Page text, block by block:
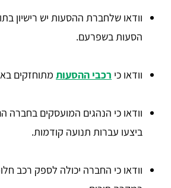
וודאו שלחברת ההסעות יש רישיון
הסעות בשפרעם.
וודאו כי רכבי ההסעות מתוחזקים
וודאו כי הנהגים המועסקים בחברה
ביצעו עברות תנועה קודמות.
וודאו כי החברה יכולה לספק רכב